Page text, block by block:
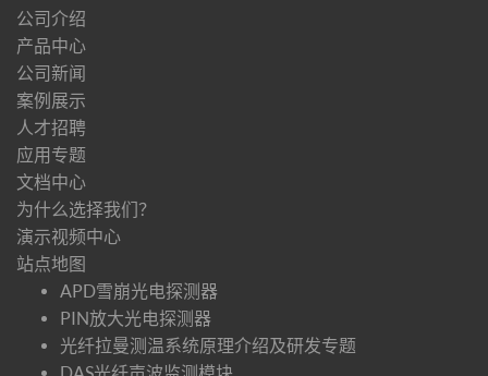
公司介绍
产品中心
公司新闻
案例展示
人才招聘
应用专题
文档中心
为什么选择我们？
演示视频中心
站点地图
APD雪崩光电探测器
PIN放大光电探测器
光纤拉曼测温系统原理介绍及研发专题